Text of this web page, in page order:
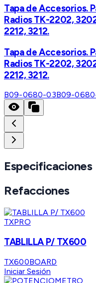
Tapa de Accesorios.
Radios TK-2202,
2212, 3212.
Tapa de Accesorios.
Radios TK-2202,
2212, 3212.
B09-0680-03B09-
Especificaciones
Refacciones
TXPRO
TABLILLA P/ TX600
TX600BOARD
Iniciar Sesión